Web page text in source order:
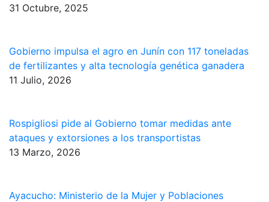
31 Octubre, 2025
Gobierno impulsa el agro en Junín con 117 toneladas
de fertilizantes y alta tecnología genética ganadera
11 Julio, 2026
Rospigliosi pide al Gobierno tomar medidas ante
ataques y extorsiones a los transportistas
13 Marzo, 2026
Ayacucho: Ministerio de la Mujer y Poblaciones